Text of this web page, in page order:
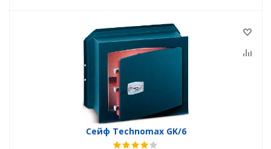
Сейф Technomax GK/6